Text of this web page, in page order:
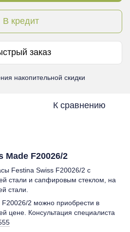
В кредит
заказ
накопительной скидки
К сравнению
F20026/2
Festina Swiss F20026/2 с
стали и сапфировым стеклом, на
стали.
2 можно приобрести в
цене. Консультация специалиста